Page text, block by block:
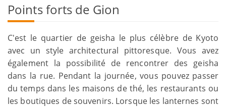
Points forts de Gion
C'est le quartier de geisha le plus célèbre de Kyoto
avec un style architectural pittoresque. Vous avez
également la possibilité de rencontrer des geisha
dans la rue. Pendant la journée, vous pouvez passer
du temps dans les maisons de thé, les restaurants ou
les boutiques de souvenirs. Lorsque les lanternes sont